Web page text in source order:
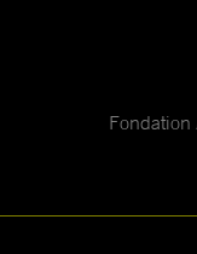
Fondation